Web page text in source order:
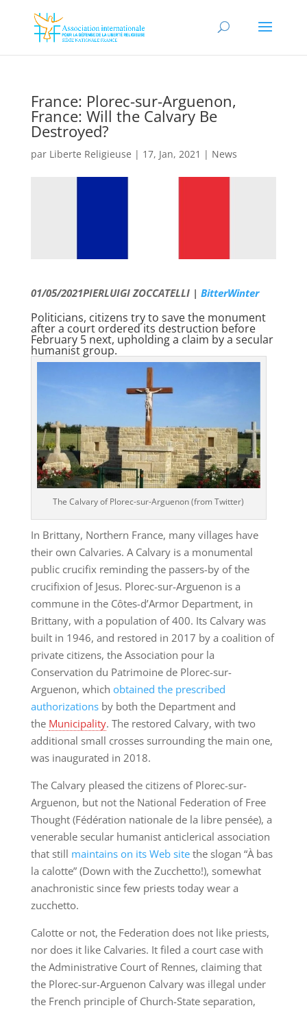
France: Plorec-sur-Arguenon,
France: Will the Calvary Be
Destroyed?
par Liberte Religieuse | 17, Jan, 2021 | News
01/05/2021PIERLUIGI ZOCCATELLI | BitterWinter
Politicians, citizens try to save the monument
after a court ordered its destruction before
February 5 next, upholding a claim by a secular
humanist group.
The Calvary of Plorec-sur-Arguenon (from Twitter)
In Brittany, Northern France, many villages have
their own Calvaries. A Calvary is a monumental
public crucifix reminding the passers-by of the
crucifixion of Jesus. Plorec-sur-Arguenon is a
commune in the Côtes-d’Armor Department, in
Brittany, with a population of 400. Its Calvary was
built in 1946, and restored in 2017 by a coalition of
private citizens, the Association pour la
Conservation du Patrimoine de Plorec-sur-
Arguenon, which obtained the prescribed
authorizationsby both the Department and
the Municipality. The restored Calvary, with two
additional small crosses surrounding the main one,
was inaugurated in 2018.
The Calvary pleased the citizens of Plorec-sur-
Arguenon, but not the National Federation of Free
Thought (Fédération nationale de la libre pensée), a
venerable secular humanist anticlerical association
that still maintains on its Web sitethe slogan “À bas
la calotte” (Down with the Zucchetto!), somewhat
anachronistic since few priests today wear a
zucchetto.
Calotte or not, the Federation does not like priests,
nor does it like Calvaries. It filed a court case with
the Administrative Court of Rennes, claiming that
the Plorec-sur-Arguenon Calvary was illegal under
the French principle of Church-State separation,